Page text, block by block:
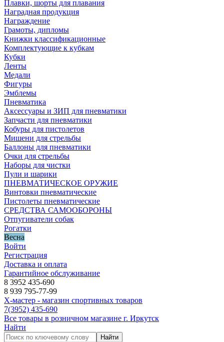
Плавки, шорты для плавания
Наградная продукция
Награждение
Грамоты, дипломы
Книжки классификационные
Комплектующие к кубкам
Кубки
Ленты
Медали
Фигуры
Эмблемы
Пневматика
Аксессуары и ЗИП для пневматики
Запчасти для пневматики
Кобуры для пистолетов
Мишени для стрельбы
Баллоны для пневматики
Очки для стрельбы
Наборы для чистки
Пули и шарики
ПНЕВМАТИЧЕСКОЕ ОРУЖИЕ
Винтовки пневматические
Пистолеты пневматические
СРЕДСТВА САМООБОРОНЫ
Отпугиватели собак
Рогатки
Весна
Войти
Регистрация
Доставка и оплата
Гарантийное обслуживание
8 3952 435-690
8 939 795-77-99
Х-мастер - магазин спортивных товаров
7(3952) 435-690
Все товары в розничном магазине г. Иркутск
Найти
Найти